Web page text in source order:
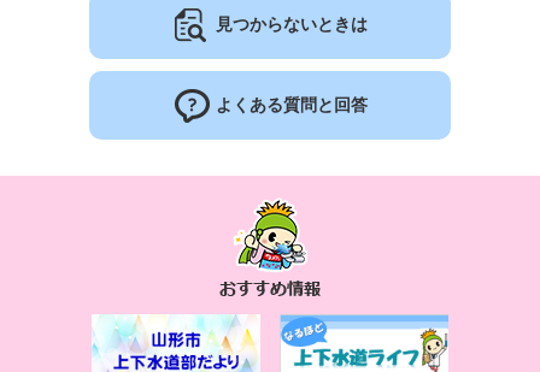
見つからないときは
よくある質問と回答
す
め
情